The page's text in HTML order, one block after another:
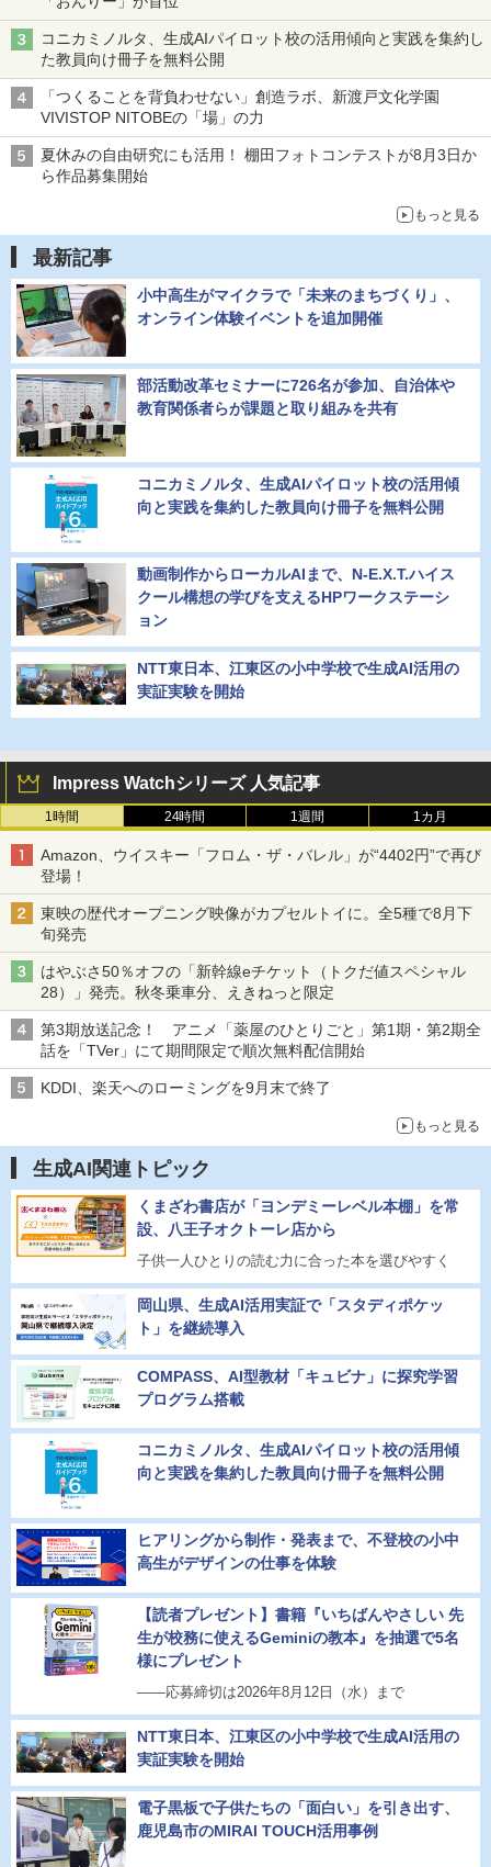
コニカミノルタ、生成AIパイロット校の活用傾向と実践を集約し
た教員向け冊子を無料公開
「つくることを背負わせない」創造ラボ、新渡戸文化学園
VIVISTOP NITOBEの「場」の力
夏休みの自由研究にも活用！ 棚田フォトコンテストが8月3日か
ら作品募集開始
もっと見る
最新記事
小中高生がマイクラで「未来のまちづくり」、
オンライン体験イベントを追加開催
部活動改革セミナーに726名が参加、自治体や
教育関係者らが課題と取り組みを共有
コニカミノルタ、生成AIパイロット校の活用傾
向と実践を集約した教員向け冊子を無料公開
動画制作からローカルAIまで、N-E.X.T.ハイス
クール構想の学びを支えるHPワークステーシ
ョン
NTT東日本、江東区の小中学校で生成AI活用の
実証実験を開始
Impress Watchシリーズ 人気記事
1時間 24時間 1週間 1カ月
Amazon、ウイスキー「フロム・ザ・バレル」が“4402円”で再び
登場！
東映の歴代オープニング映像がカプセルトイに。全5種で8月下
旬発売
はやぶさ50％オフの「新幹線eチケット（トクだ値スペシャル
28）」発売。秋冬乗車分、えきねっと限定
第3期放送記念！ アニメ「薬屋のひとりごと」第1期・第2期全
話を「TVer」にて期間限定で順次無料配信開始
KDDI、楽天へのローミングを9月末で終了
もっと見る
生成AI関連トピック
くまざわ書店が「ヨンデミーレベル本棚」を常
設、八王子オクトーレ店から
子供一人ひとりの読む力に合った本を選びやすく
岡山県、生成AI活用実証で「スタディポケッ
ト」を継続導入
COMPASS、AI型教材「キュビナ」に探究学習
プログラム搭載
コニカミノルタ、生成AIパイロット校の活用傾
向と実践を集約した教員向け冊子を無料公開
ヒアリングから制作・発表まで、不登校の小中
高生がデザインの仕事を体験
【読者プレゼント】書籍『いちばんやさしい 先
生が校務に使えるGeminiの教本』を抽選で5名
様にプレゼント
――応募締切は2026年8月12日（水）まで
NTT東日本、江東区の小中学校で生成AI活用の
実証実験を開始
電子黒板で子供たちの「面白い」を引き出す、
鹿児島市のMIRAI TOUCH活用事例